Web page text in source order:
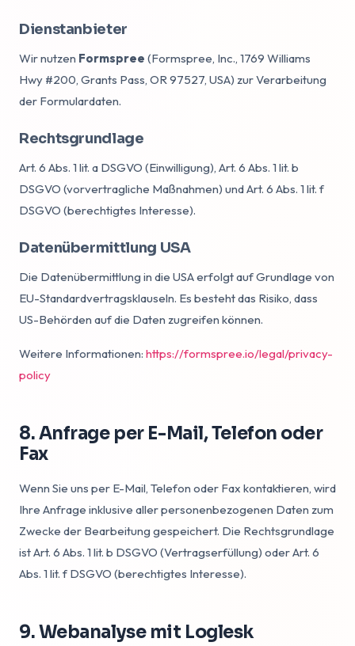
Dienstanbieter
Wir nutzen Formspree (Formspree, Inc., 1769 Williams
Hwy #200, Grants Pass, OR 97527, USA) zur Verarbeitung
der Formulardaten.
Rechtsgrundlage
Art. 6 Abs. 1 lit. a DSGVO (Einwilligung), Art. 6 Abs. 1 lit. b
DSGVO (vorvertragliche Maßnahmen) und Art. 6 Abs. 1 lit. f
DSGVO (berechtigtes Interesse).
Datenübermittlung USA
Die Datenübermittlung in die USA erfolgt auf Grundlage von
EU-Standardvertragsklauseln. Es besteht das Risiko, dass
US-Behörden auf die Daten zugreifen können.
Weitere Informationen: https://formspree.io/legal/privacy-
policy
8. Anfrage per E-Mail, Telefon oder
Fax
Wenn Sie uns per E-Mail, Telefon oder Fax kontaktieren, wird
Ihre Anfrage inklusive aller personenbezogenen Daten zum
Zwecke der Bearbeitung gespeichert. Die Rechtsgrundlage
ist Art. 6 Abs. 1 lit. b DSGVO (Vertragserfüllung) oder Art. 6
Abs. 1 lit. f DSGVO (berechtigtes Interesse).
9. Webanalyse mit Loglesk